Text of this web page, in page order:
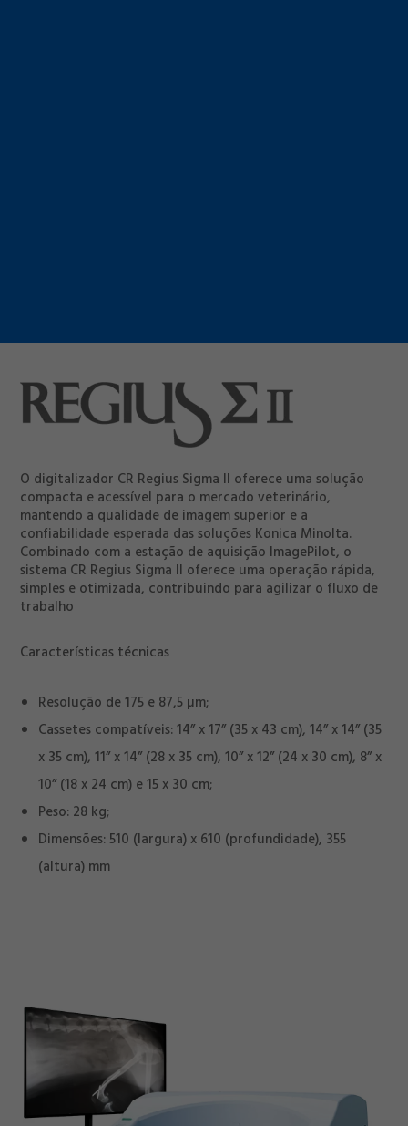
O digitalizador CR Regius Sigma II oferece uma solução
compacta e acessível para o mercado veterinário,
mantendo a qualidade de imagem superior e a
confiabilidade esperada das soluções Konica Minolta.
Combinado com a estação de aquisição ImagePilot, o
sistema CR Regius Sigma II oferece uma operação rápida,
simples e otimizada, contribuindo para agilizar o fluxo de
trabalho
Características técnicas
Resolução de 175 e 87,5 µm;
Cassetes compatíveis: 14” x 17” (35 x 43 cm), 14” x 14” (35
x 35 cm), 11” x 14” (28 x 35 cm), 10” x 12” (24 x 30 cm), 8” x
10” (18 x 24 cm) e 15 x 30 cm;
Peso: 28 kg;
Dimensões: 510 (largura) x 610 (profundidade), 355
(altura) mm